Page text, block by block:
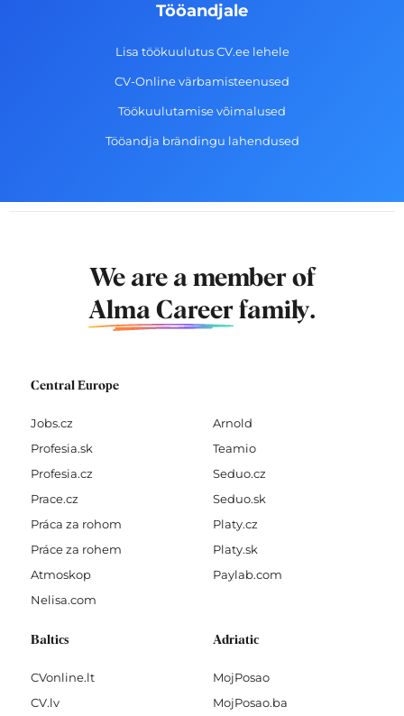
Tööandjale
Lisa töökuulutus CV.ee lehele
CV-Online värbamisteenused
Töökuulutamise võimalused
Tööandja brändingu lahendused
We are a member of
Alma Career family.
Central Europe
Jobs.cz
Profesia.sk
Profesia.cz
Prace.cz
Práca za rohom
Práce za rohem
Atmoskop
Nelisa.com
Arnold
Teamio
Seduo.cz
Seduo.sk
Platy.cz
Platy.sk
Paylab.com
Baltics
CVonline.lt
CV.lv
Adriatic
MojPosao
MojPosao.ba